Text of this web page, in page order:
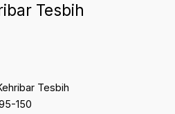
Tesbih
Tesbih
150